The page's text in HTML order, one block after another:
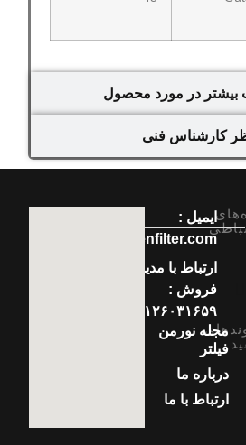
بیشتر در مورد محصول
کارشناس فنی
ایمیل :
info[at]normenfilter.com
ارتباط با مدیر
فروش :
۰۹۱۲۶۰۳۱۶۵۹
مجله نورمن
فیلتر
درباره ما
ارتباط با ما